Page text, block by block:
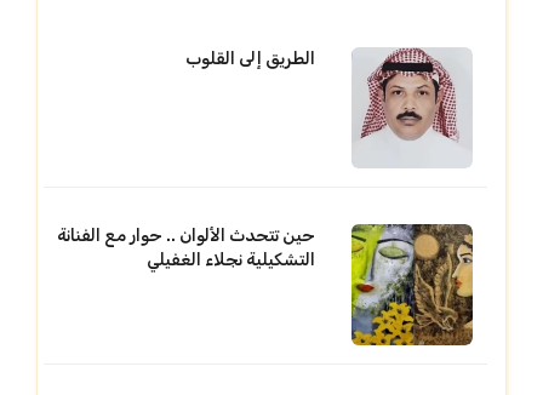
الطريق إلى القلوب
حين تتحدث الألوان .. حوار مع الفنانة
التشكيلية نجلاء الغفيلي